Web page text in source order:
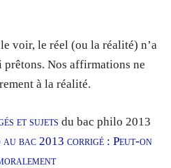
voir, le réel (ou la réalité) n’a
Nos affirmations ne
à la réalité.
et sujets du bac philo 2013
au bac 2013 corrigé : Peut-on